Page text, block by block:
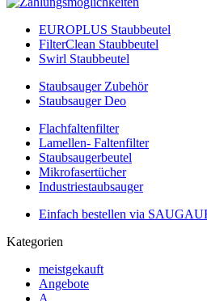
EUROPLUS Staubbeutel
FilterClean Staubbeutel
Swirl Staubbeutel
Staubsauger Zubehör
Staubsauger Deo
Flachfaltenfilter
Lamellen- Faltenfilter
Staubsaugerbeutel
Mikrofasertücher
Industriestaubsauger
Einfach bestellen via
Kategorien
meistgekauft
Angebote